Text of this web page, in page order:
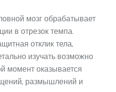
мозг обрабатывает
в отрезок темпа.
отклик тела,
изучать возможно
момент оказывается
размышлений и